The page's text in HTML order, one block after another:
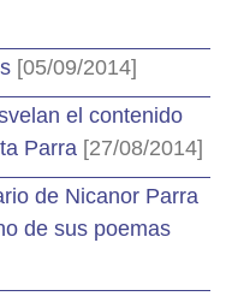
[05/09/2014]
el contenido
Parra [27/08/2014]
de Nicanor Parra
de sus poemas